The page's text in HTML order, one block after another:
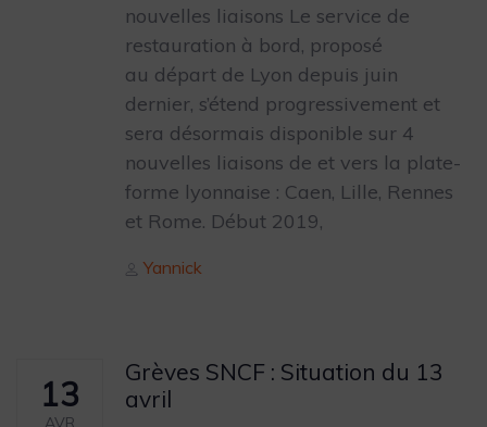
nouvelles liaisons Le service de
restauration à bord, proposé
au départ de Lyon depuis juin
dernier, s’étend progressivement et
sera désormais disponible sur 4
nouvelles liaisons de et vers la plate-
forme lyonnaise : Caen, Lille, Rennes
et Rome. Début 2019,
Author
Yannick
13
AVR
Grèves SNCF : Situation du 13
avril